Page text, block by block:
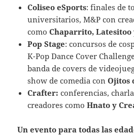
Coliseo eSports: finales de
universitarios, M&P con
comoChaparrito,
Pop Stage: concursos de
K-Pop Dance Cover
banda de covers de
show de comedia conOjitos
Crafter: conferencias,
creadores comoHnato y
Un evento para todas las